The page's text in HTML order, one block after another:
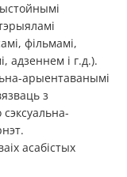
фільмамі,
адзеннем і г.д.).
арыентаванымі
з
асабістых